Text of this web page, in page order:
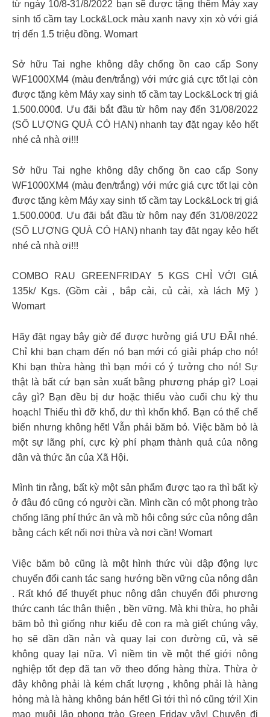
từ ngày 10/8-31/8/2022 bạn sẽ được tặng thêm Máy xay
sinh tố cầm tay Lock&Lock màu xanh navy xịn xò với giá
trị đến 1.5 triệu đồng. Womart
Sở hữu Tai nghe không dây chống ồn cao cấp Sony
WF1000XM4 (màu đen/trắng) với mức giá cực tốt lại còn
được tặng kèm Máy xay sinh tố cầm tay Lock&Lock trị giá
1.500.000đ. Ưu đãi bắt đầu từ hôm nay đến 31/08/2022
(SỐ LƯỢNG QUÀ CÓ HẠN) nhanh tay đặt ngay kẻo hết
nhé cả nhà ơi!!!
Sở hữu Tai nghe không dây chống ồn cao cấp Sony
WF1000XM4 (màu đen/trắng) với mức giá cực tốt lại còn
được tặng kèm Máy xay sinh tố cầm tay Lock&Lock trị giá
1.500.000đ. Ưu đãi bắt đầu từ hôm nay đến 31/08/2022
(SỐ LƯỢNG QUÀ CÓ HẠN) nhanh tay đặt ngay kẻo hết
nhé cả nhà ơi!!!
COMBO RAU GREENFRIDAY 5 KGS CHỈ VỚI GIÁ
135k/ Kgs. (Gồm cải , bắp cải, củ cải, xà lách Mỹ )
Womart
Hãy đặt ngay bây giờ để được hưởng giá ƯU ĐÃI nhé.
Chỉ khi bạn chạm đến nó bạn mới có giải pháp cho nó!
Khi bạn thừa hàng thì bạn mới có ý tưởng cho nó! Sự
thật là bất cứ bạn sản xuất bằng phương pháp gì? Loại
cây gì? Bạn đều bị dư hoặc thiếu vào cuối chu kỳ thu
hoạch! Thiếu thì đỡ khổ, dư thì khốn khổ. Bạn có thể chế
biến nhưng không hết! Vẫn phải băm bỏ. Việc băm bỏ là
một sự lãng phí, cực kỳ phí phạm thành quả của nông
dân và thức ăn của Xã Hội.
Mình tin rằng, bất kỳ một sản phẩm được tạo ra thì bất kỳ
ở đâu đó cũng có người cần. Mình cần có một phong trào
chống lãng phí thức ăn và mồ hôi công sức của nông dân
bằng cách kết nối nơi thừa và nơi cần! Womart
Việc băm bỏ cũng là một hình thức vùi dập động lực
chuyển đổi canh tác sang hướng bền vững của nông dân
. Rất khó để thuyết phục nông dân chuyển đổi phương
thức canh tác thân thiện , bền vững. Mà khi thừa, họ phải
băm bỏ thì giống như kiểu đẻ con ra mà giết chúng vậy,
họ sẽ dần dần nản và quay lại con đường cũ, và sẽ
không quay lại nữa. Vì niềm tin về một thế giới nông
nghiệp tốt đẹp đã tan vỡ theo đống hàng thừa. Thừa ở
đây không phải là kém chất lượng , không phải là hàng
hỏng mà là hàng không bán hết! Gì tới thì nó cũng tới! Xin
mạo muội lập phong trào Green Friday vậy! Chuyên đi